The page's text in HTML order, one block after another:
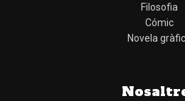
Filosofia
Cómic
Novela